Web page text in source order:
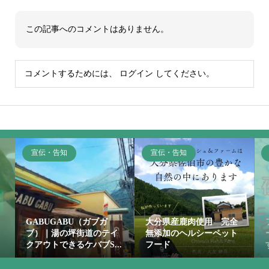
この記事へのコメントはありません。
コメントするためには、 ログイン してください。
宣伝・告知
GABUGABU（ガブガ
ブ）｜湯の坪街道のテイ
クアウトできるケバブS...
宣伝・告知
大分県産鹿肉使用 完全
無添加のヘルシーペット
フード